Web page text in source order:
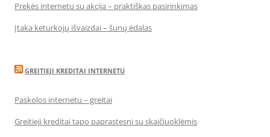
Prekės internetu su akcija – praktiškas pasirinkimas
Įtaka keturkojų išvaizdai – šunų ėdalas
GREITIEJI KREDITAI INTERNETU
Paskolos internetu – greitai
Greitieji kreditai tapo paprastesni su skaičiuoklėmis